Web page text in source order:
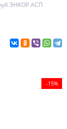
ЭНКОР АСП
-15%